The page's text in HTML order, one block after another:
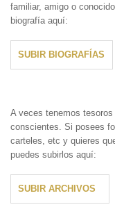
familiar, amigo o
biografía aquí:
SUBIR BIOGRAFÍAS
A veces tenemos
conscientes. Si posees
carteles, etc y quieres
puedes subirlos aquí:
SUBIR ARCHIVOS